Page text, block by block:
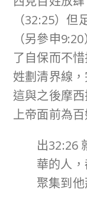
（32:25）
（另參申
了自保而不
姓劃清界線
這與之後摩
上帝面前為
出32:26
華的人
聚集到他